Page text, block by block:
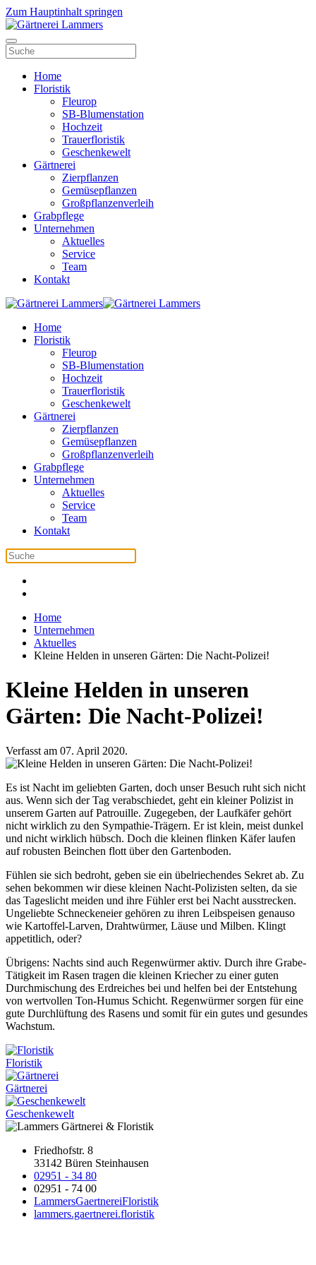
Zum Hauptinhalt springen
Home
Floristik
Fleurop
SB-Blumenstation
Hochzeit
Trauerfloristik
Geschenkewelt
Gärtnerei
Zierpflanzen
Gemüsepflanzen
Großpflanzenverleih
Grabpflege
Unternehmen
Aktuelles
Service
Team
Kontakt
Home
Floristik
Fleurop
SB-Blumenstation
Hochzeit
Trauerfloristik
Geschenkewelt
Gärtnerei
Zierpflanzen
Gemüsepflanzen
Großpflanzenverleih
Grabpflege
Unternehmen
Aktuelles
Service
Team
Kontakt
Home
Unternehmen
Aktuelles
Kleine Helden in unseren Gärten: Die Nacht-Polizei!
Kleine Helden in unseren
Gärten: Die Nacht-Polizei!
Verfasst am 07. April 2020.
Es ist Nacht im geliebten Garten, doch unser Besuch ruht sich nicht
aus. Wenn sich der Tag verabschiedet, geht ein kleiner Polizist in
unserem Garten auf Patrouille. Zugegeben, der Laufkäfer gehört
nicht wirklich zu den Sympathie-Trägern. Er ist klein, meist dunkel
und nicht wirklich hübsch. Doch die kleinen flinken Käfer laufen
auf robusten Beinchen flott über den Gartenboden.
Fühlen sie sich bedroht, geben sie ein übelriechendes Sekret ab. Zu
sehen bekommen wir diese kleinen Nacht-Polizisten selten, da sie
das Tageslicht meiden und ihre Fühler erst bei Nacht ausstrecken.
Ungeliebte Schneckeneier gehören zu ihren Leibspeisen genauso
wie Kartoffel-Larven, Drahtwürmer, Läuse und Milben. Klingt
appetitlich, oder?
Übrigens: Nachts sind auch Regenwürmer aktiv. Durch ihre Grabe-
Tätigkeit im Rasen tragen die kleinen Kriecher zu einer guten
Durchmischung des Erdreiches bei und helfen bei der Entstehung
von wertvollen Ton-Humus Schicht. Regenwürmer sorgen für eine
gute Durchlüftung des Rasens und somit für ein gutes und gesundes
Wachstum.
Floristik
Gärtnerei
Geschenkewelt
Friedhofstr. 8
33142 Büren Steinhausen
02951 - 34 80
02951 - 74 00
LammersGaertnereiFloristik
lammers.gaertnerei.floristik